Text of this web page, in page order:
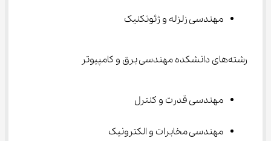
مهندسی زلزله و ژئوتکنیک
رشته‌های دانشکده مهندسی برق و کامپیوتر
مهندسی قدرت و کنترل
مهندسی مخابرات و الکترونیک